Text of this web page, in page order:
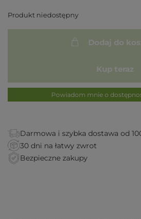
Produkt niedostępny
Dodaj do
Kup teraz
Powiadom mnie o
Darmowa i szybka dostawa od
30 dni na łatwy zwrot
Bezpieczne zakupy